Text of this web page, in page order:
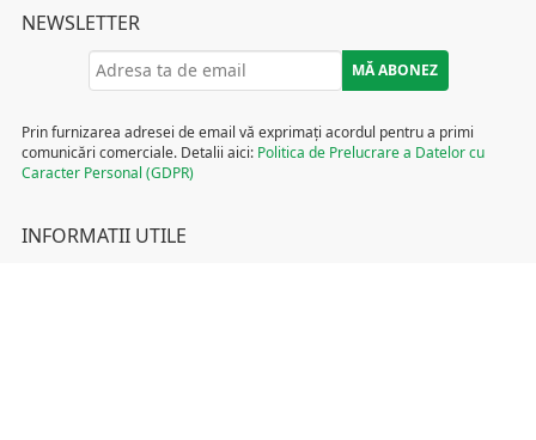
NEWSLETTER
Prin furnizarea adresei de email vă exprimați acordul pentru a primi
comunicări comerciale. Detalii aici: Politica de Prelucrare a Datelor cu
Caracter Personal (GDPR)
INFORMATII UTILE